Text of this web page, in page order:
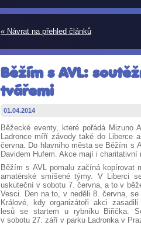
« Návrat na přehled článků
Běžím s AVL:
tvářemi
01.04.2014
Běžecké eventy, které pořádá
Ladronce míří závody také do Liberce
června. Do hlavního města se Běžím s
Davidem Hufem. Akce mají i
Běžím s AVL pomalu začíná kopírovat
amatérské smíšené týmy. V Liberci
uskuteční v sobotu 7. června, a to v
Vesci. Den na to, v neděli 8. června, se
Králové, kdy organizátoři akci
lesů se startem u rybníku Biřička.
v sobotu 27. září v parku Ladronka v